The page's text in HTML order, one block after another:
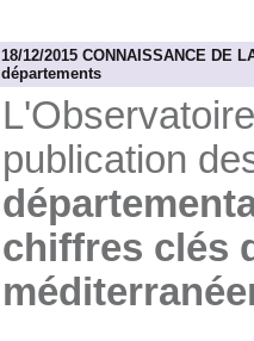
18/12/2015 CONNAISSANCE DE
départements
publication
chiffres clés